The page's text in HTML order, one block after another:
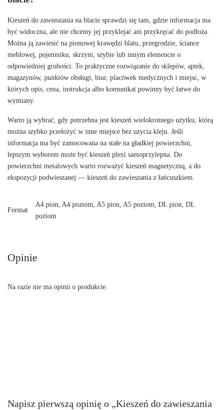
Kieszeń do zawieszania na blacie sprawdzi się tam, gdzie informacja ma
być widoczna, ale nie chcemy jej przyklejać ani przykręcać do podłoża.
Można ją zawiesić na pionowej krawędzi blatu, przegrodzie, ściance
meblowej, pojemniku, skrzyni, szybie lub innym elemencie o
odpowiedniej grubości. To praktyczne rozwiązanie do sklepów, aptek,
magazynów, punktów obsługi, biur, placówek medycznych i miejsc, w
których opis, cena, instrukcja albo komunikat powinny być łatwe do
wymiany.
Warto ją wybrać, gdy potrzebna jest kieszeń wielokrotnego użytku, którą
można szybko przełożyć w inne miejsce bez użycia kleju. Jeśli
informacja ma być zamocowana na stałe na gładkiej powierzchni,
lepszym wyborem może byćkieszeń plexi samoprzylepna . Do
powierzchni metalowych warto rozważyćkieszeń magnetyczną , a do
ekspozycji podwieszanej —kieszeń do zawieszania z łańcuszkiem
Format
A4 pion, A4 poziom, A5 pion, A5 poziom, DL pion, DL
poziom
Opinie
Na razie nie ma opinii o produkcie.
Napisz pierwszą opinię o „Kieszeń do zawieszania